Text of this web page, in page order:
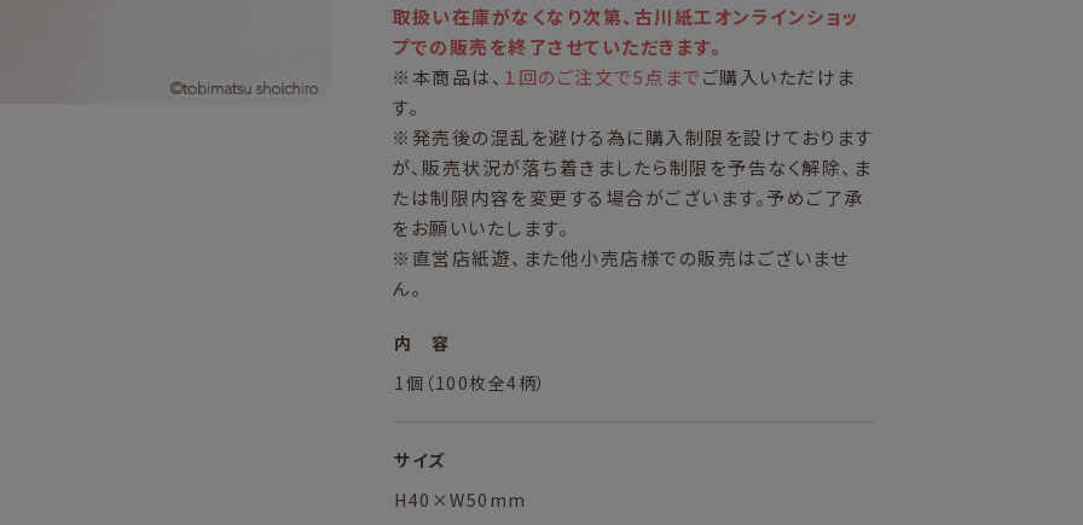
取扱い在庫がなくなり次第、古川紙工オンラインショッ
プでの販売を終了させていただきます。
※本商品は、 １回のご注文で5点までご購入いただけま
す。
※発売後の混乱を避ける為に購入制限を設けております
が、販売状況が落ち着きましたら制限を予告なく解除、ま
たは制限内容を変更する場合がございます。予めご了承
をお願いいたします。
※直営店紙遊、また他小売店様での販売はございませ
ん。
内 容
1個（100枚全4柄）
サイズ
H40×W50mm